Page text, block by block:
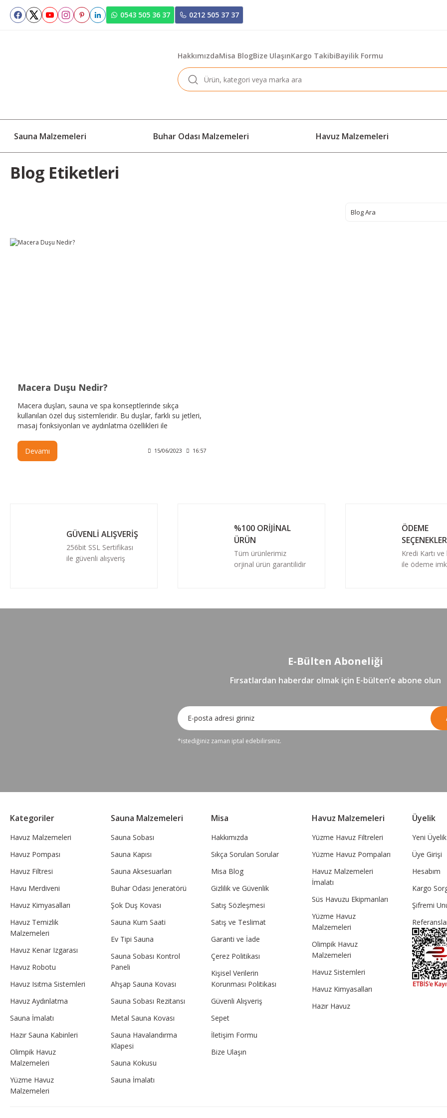
0543 505 36 37 0212 505 37 37
HakkımızdaMisa BlogBize UlaşınKargo TakibiBayilik Formu
Sauna Malzemeleri Buhar Odası Malzemeleri Havuz Malzemeleri
Blog Etiketleri
Macera Duşu Nedir?
Macera duşları, sauna ve spa konseptlerinde sıkça
kullanılan özel duş sistemleridir. Bu duşlar, farklı su jetleri,
masaj fonksiyonları ve aydınlatma özellikleri ile
faydalar arasında rahatlama, stres giderme, kan dolaşımını
iyileştirme ve cilt bakımı bulunmaktadır. Misa Şirketi, çeşitli
Devamı 15/06/2023 16:57
GÜVENLİ ALIŞVERİŞ
256bit SSL Sertifikası
ile güvenli alışveriş
%100 ORİJİNAL
ÜRÜN
Tüm ürünlerimiz
orjinal ürün garantilidir
ÖDEME
Kredi Kartı
ile ödeme
E-Bülten Aboneliği
Fırsatlardan haberdar olmak için E-bülten’e abone olun
*istediğiniz zaman iptal edebilirsiniz.
Kategoriler
Havuz Malzemeleri
Havuz Pompası
Havuz Filtresi
Havu Merdiveni
Havuz Kimyasalları
Havuz Temizlik
Malzemeleri
Havuz Kenar Izgarası
Havuz Robotu
Havuz Isıtma Sistemleri
Havuz Aydınlatma
Sauna İmalatı
Hazır Sauna Kabinleri
Olimpik Havuz
Malzemeleri
Yüzme Havuz
Malzemeleri
Sauna Malzemeleri
Sauna Sobası
Sauna Kapısı
Sauna Aksesuarları
Buhar Odası Jeneratörü
Şok Duş Kovası
Sauna Kum Saati
Ev Tipi Sauna
Sauna Sobası Kontrol
Paneli
Ahşap Sauna Kovası
Sauna Sobası Rezitansı
Metal Sauna Kovası
Sauna Havalandırma
Klapesi
Sauna Kokusu
Sauna İmalatı
Misa
Hakkımızda
Sıkça Sorulan Sorular
Misa Blog
Gizlilik ve Güvenlik
Satış Sözleşmesi
Satış ve Teslimat
Garanti ve İade
Çerez Politikası
Kişisel Verilerin
Korunması Politikası
Güvenli Alışveriş
Sepet
İletişim Formu
Bize Ulaşın
Havuz Malzemeleri
Yüzme Havuz Filtreleri
Yüzme Havuz Pompaları
Havuz Malzemeleri
İmalatı
Süs Havuzu Ekipmanları
Yüzme Havuz
Malzemeleri
Olimpik Havuz
Malzemeleri
Havuz Sistemleri
Havuz Kimyasalları
Hazır Havuz
Üyelik
Yeni Üyelik
Üye Girişi
Hesabım
Kargo
Şifremi